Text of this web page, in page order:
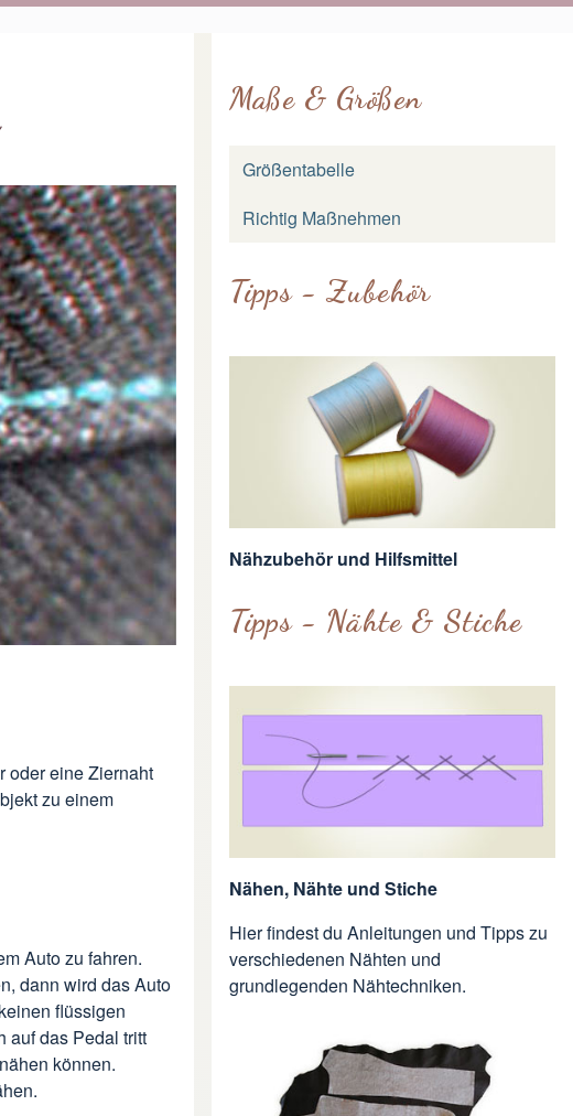
oder eine Ziernaht
zu einem
Auto zu fahren.
dann wird das Auto
flüssigen
auf das Pedal tritt
können.
Maße & Größen
Größentabelle
Richtig Maßnehmen
Tipps - Zubehör
Nähzubehör und Hilfsmittel
Tipps - Nähte & Stiche
Nähen, Nähte und Stiche
Hier findest du Anleitungen und Tipps zu
verschiedenen Nähten und
grundlegenden Nähtechniken.